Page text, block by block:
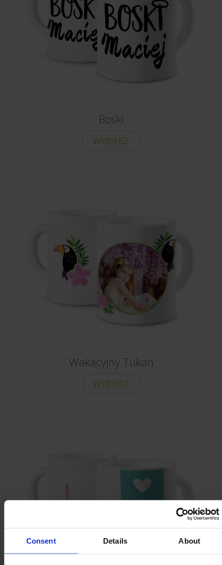
Consent Details About
Boski
WYBIERZ
Wakacyjny Tukan
WYBIERZ